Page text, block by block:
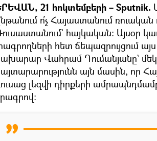
21 հոկտեմբերի – Sputnik.
ո՛չ Հայաստանում ռուական
հայկական։ Այսօր
հետ ճեպազրույցում
Վահրամ Դումանյանը`
այն մասին, որ
լեզվի դիրքերի